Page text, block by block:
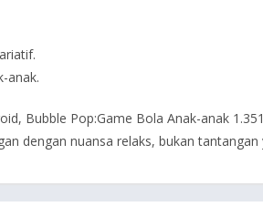
anak.
Bubble Pop:Game Bola Anak-anak
dengan nuansa relaks, bukan tantangan